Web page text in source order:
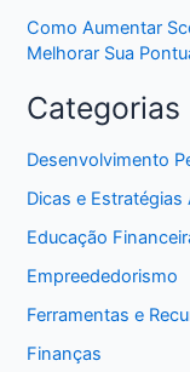
Como Aumentar
Melhorar Sua
Categorias
Desenvolvimento
Dicas e Estratégias
Educação
Empreededorismo
Ferramentas e
Finanças